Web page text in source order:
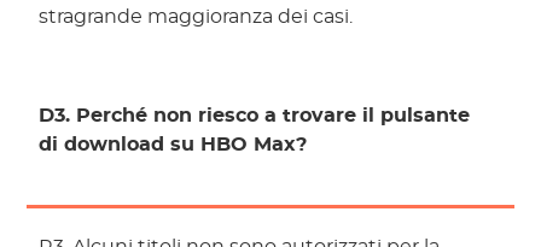
stragrande maggioranza dei casi.
D3. Perché non riesco a trovare il pulsante
di download su HBO Max?